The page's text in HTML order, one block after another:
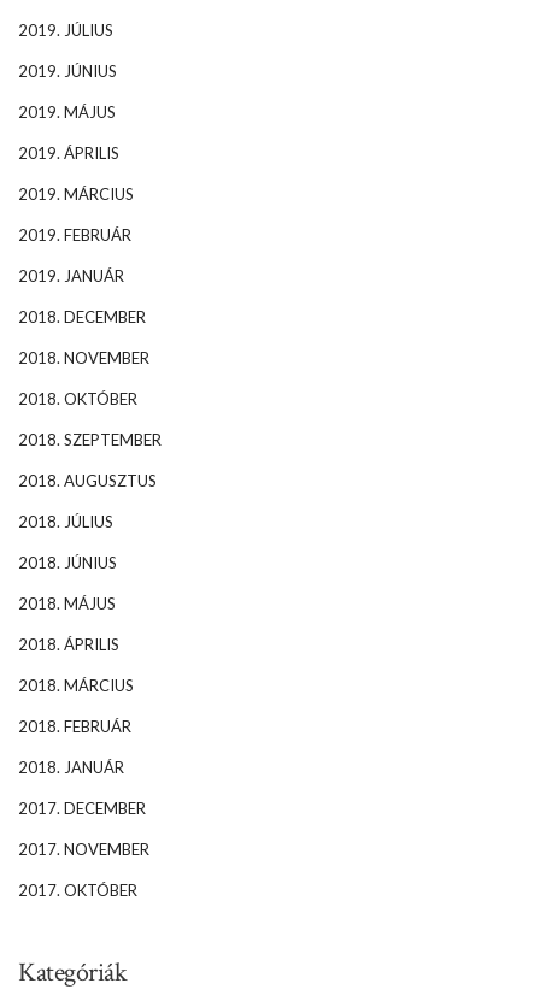
2019. JÚLIUS
2019. JÚNIUS
2019. MÁJUS
2019. ÁPRILIS
2019. MÁRCIUS
2019. FEBRUÁR
2019. JANUÁR
2018. DECEMBER
2018. NOVEMBER
2018. OKTÓBER
2018. SZEPTEMBER
2018. AUGUSZTUS
2018. JÚLIUS
2018. JÚNIUS
2018. MÁJUS
2018. ÁPRILIS
2018. MÁRCIUS
2018. FEBRUÁR
2018. JANUÁR
2017. DECEMBER
2017. NOVEMBER
2017. OKTÓBER
Kategóriák